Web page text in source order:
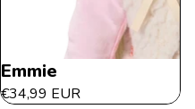
Emmie
€34,99 EUR